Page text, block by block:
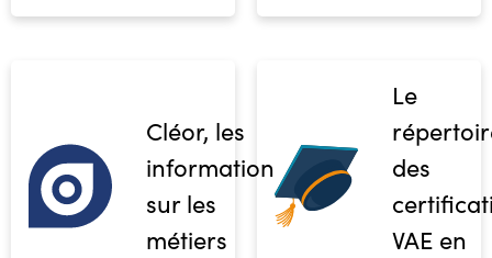
Cléor, les
informations
sur les
métiers
Le
des
VAE en